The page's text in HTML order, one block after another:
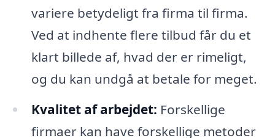
variere betydeligt fra firma til firma.
Ved at indhente flere tilbud får du et
klart billede af, hvad der er rimeligt,
og du kan undgå at betale for meget.
Kvalitet af arbejdet: Forskellige
firmaer kan have forskellige metoder